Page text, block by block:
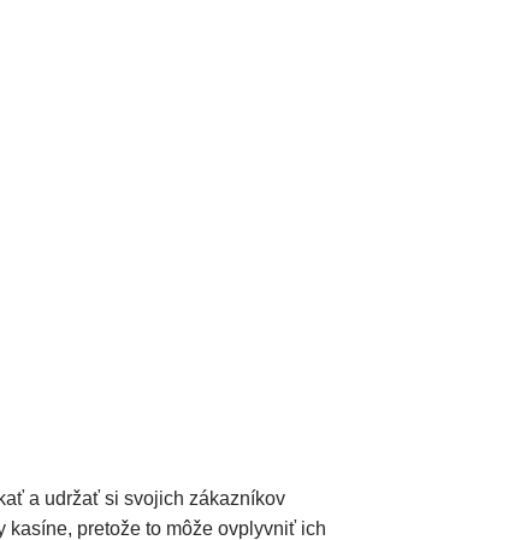
a udržať si svojich zákazníkov
kasíne, pretože to môže ovplyvniť ich